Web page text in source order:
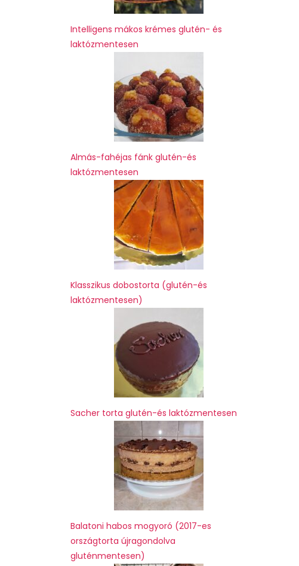
Intelligens mákos krémes glutén- és
laktózmentesen
Almás-fahéjas fánk glutén-és
laktózmentesen
Klasszikus dobostorta (glutén-és
laktózmentesen)
Sacher torta glutén-és laktózmentesen
Balatoni habos mogyoró (2017-es
országtorta újragondolva
gluténmentesen)